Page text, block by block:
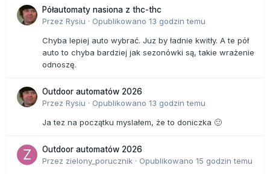
Półautomaty nasiona z thc-thc
Przez Rysiu · Opublikowano 13 godzin temu
Chyba lepiej auto wybrać. Juz by ładnie kwitły. A te pół
auto to chyba bardziej jak sezonówki są, takie wrażenie
odnoszę.
Outdoor automatów 2026
Przez Rysiu · Opublikowano 13 godzin temu
Ja tez na początku myslałem, że to doniczka 🙂
Outdoor automatów 2026
Przez zielony_porucznik · Opublikowano 15 godzin temu